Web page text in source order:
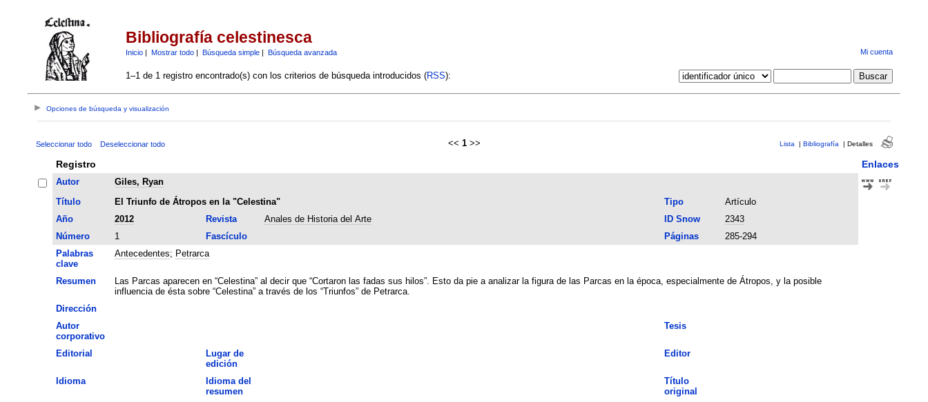
Bibliografía celestinesca
Inicio| Mostrar todo| Búsqueda simple| Búsqueda avanzada Mi cuenta
1–1 de 1 registro encontrado(s) con los criterios de búsqueda introducidos (RSS):
Opciones de búsqueda y visualización
Seleccionar todo Deseleccionar todo << 1 >> Lista | Bibliografía | Detalles
Registro Enlaces
Autor
Giles, Ryan
Título
El Triunfo de Átropos en la "Celestina" Tipo
Artículo
Año
2012 Revista Anales de Historia del Arte ID Snow
2343
Número
1 Fascículo Páginas
285-294
Palabras
clave
Antecedentes; Petrarca
Resumen
Las Parcas aparecen en “Celestina” al decir que “Cortaron las fadas sus hilos”. Esto da pie a analizar la figura de las Parcas en la época, especialmente de Átropos, y la posible
influencia de ésta sobre “Celestina” a través de los “Triunfos” de Petrarca.
Dirección
Autor
corporativo
Tesis
Editorial
Lugar de
edición
Editor
Idioma
Idioma del
resumen
Título
original